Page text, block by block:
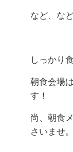
など、な
しっかり
朝食会場
す！
尚、朝食
さいませ。